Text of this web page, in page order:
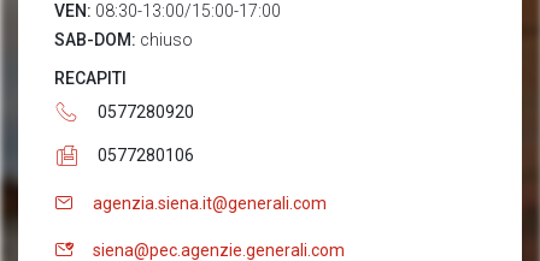
VEN: 08:30-13:00/15:00-17:00
SAB-DOM: chiuso
RECAPITI
0577280920
0577280106
agenzia.siena.it@generali.com
siena@pec.agenzie.generali.com